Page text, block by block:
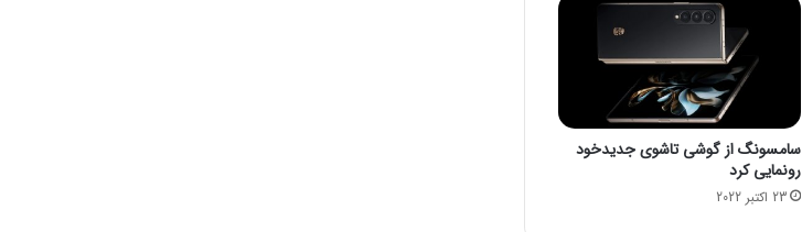
سامسونگ از گوشی تاشوی جدیدخود
رونمایی کرد
23 اکتبر 2022